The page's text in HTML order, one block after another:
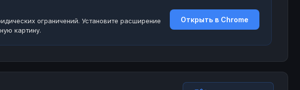
ограничений. Установите расширение
картину.
Открыть в Chrome